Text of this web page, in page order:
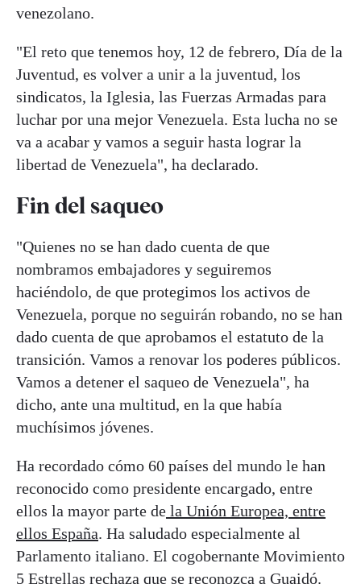
venezolano.
"El reto que tenemos hoy, 12 de febrero, Día de la
Juventud, es volver a unir a la juventud, los
sindicatos, la Iglesia, las Fuerzas Armadas para
luchar por una mejor Venezuela. Esta lucha no se
va a acabar y vamos a seguir hasta lograr la
libertad de Venezuela", ha declarado.
Fin del saqueo
"Quienes no se han dado cuenta de que
nombramos embajadores y seguiremos
haciéndolo, de que protegimos los activos de
Venezuela, porque no seguirán robando, no se han
dado cuenta de que aprobamos el estatuto de la
transición. Vamos a renovar los poderes públicos.
Vamos a detener el saqueo de Venezuela", ha
dicho, ante una multitud, en la que había
muchísimos jóvenes.
Ha recordado cómo 60 países del mundo le han
reconocido como presidente encargado, entre
ellos la mayor parte de la Unión Europea, entre
ellos España. Ha saludado especialmente al
Parlamento italiano. El cogobernante Movimiento
5 Estrellas rechaza que se reconozca a Guaidó.